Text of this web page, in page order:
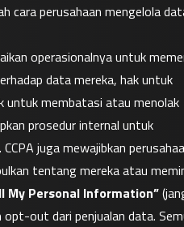
cara perusahaan mengelola
operasionalnya untuk
data mereka, hak untuk
untuk membatasi atau menolak
prosedur internal untuk
juga mewajibkan
tentang mereka atau
My Personal Information”
out dari penjualan data.